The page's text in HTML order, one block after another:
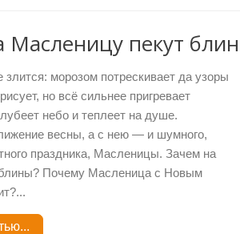
Масленицу пекут
морозом потрескивает да узоры
но всё сильнее пригревает
небо и теплеет на душе.
весны, а с нею — и шумного,
праздника, Масленицы. Зачем на
Почему Масленица с Новым